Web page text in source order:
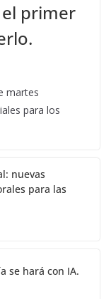
primer
martes
para los
nuevas
para las
se hará con IA.